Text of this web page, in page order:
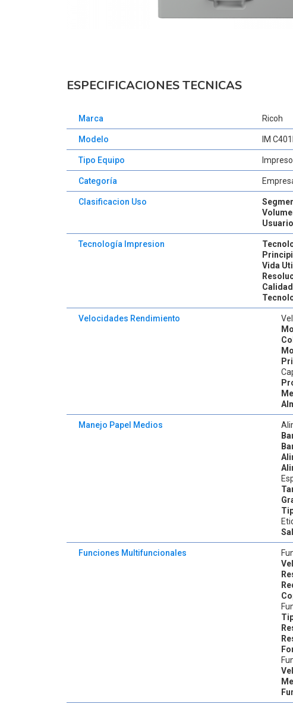
ESPECIFICACIONES TECNICAS
Marca Ricoh
Modelo IM
Tipo Equipo
Categoría
Clasificacion Uso
Tecnología Impresion
Vida
Velocidades Rendimiento
Manejo Papel Medios
Funciones Multifuncionales